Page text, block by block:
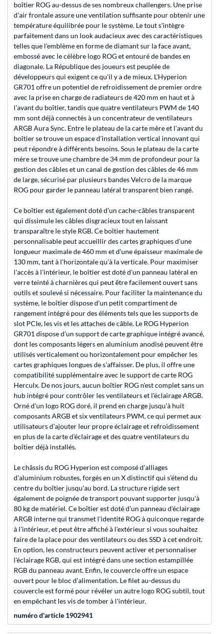
boîtier ROG au-dessus de ses nombreux challengers. Une prise
d'air frontale assure une ventilation suffisante pour obtenir une
température équilibrée pour le système. Le tout s'intègre
parfaitement dans un look audacieux avec des caractéristiques
telles que l'emblème en forme de diamant sur la face avant,
embossé avec le célèbre logo ROG et entouré de bandes en
diagonale. La République des joueurs est peuplée de
développeurs qui exigent ce qu'il y a de mieux. L'Hyperion
GR701 offre un potentiel de refroidissement de premier ordre
avec la prise en charge de radiateurs de 420 mm en haut et à
l'avant du boîtier, tandis que quatre ventilateurs PWM de 140
mm sont déjà connectés à un concentrateur de ventilateurs
ARGB Aura Sync. Entre le plateau de la carte mère et l'avant du
boîtier se trouve un espace d'installation vertical innovant qui
peut répondre à différents besoins. Sous le plateau de la carte
mère se trouve une chambre de 34 mm de profondeur pour la
gestion des câbles et un canal de gestion des câbles de 46 mm
de large, sécurisé par plusieurs bandes Velcro de la marque
ROG pour garder le panneau latéral transparent bien rangé.
Ce boîtier est également doté d'un cache-câbles transparent
qui dissimule les câbles disgracieux tout en laissant
transparaître le style RGB. Ce boîtier hautement
personnalisable peut accueillir des cartes graphiques d'une
longueur maximale de 460 mm et d'une épaisseur maximale de
130 mm, tant à l'horizontale qu'à la verticale. Pour maximiser
l'accès à l'intérieur, le boîtier est doté d'un panneau latéral en
verre teinté à charnières qui peut être facilement ouvert sans
outils et soulevé si nécessaire. Pour faciliter la maintenance du
système, le boîtier dispose d'un petit compartiment de
rangement intégré pour des éléments tels que les supports de
slot PCIe, les vis et les attaches de câble. Le ROG Hyperion
GR701 dispose d'un support de carte graphique intégré avancé,
dont les composants légers en aluminium anodisé peuvent être
utilisés verticalement ou horizontalement pour empêcher les
cartes graphiques longues de s'affaisser. De plus, il offre une
compatibilité supplémentaire avec le support de carte ROG
Herculx. De nos jours, aucun boîtier ROG n'est complet sans un
hub intégré pour contrôler les ventilateurs et l'éclairage ARGB.
Orné d'un logo ROG doré, il prend en charge jusqu'à huit
composants ARGB et six ventilateurs PWM, ce qui permet aux
utilisateurs d'ajouter leur propre éclairage et refroidissement
en plus de la carte d'éclairage et des quatre ventilateurs du
boîtier déjà installés.
Le châssis du ROG Hyperion est composé d'alliages
d'aluminium robustes, forgés en un X distinctif qui s'étend du
centre du boîtier jusqu'au bord. La structure rigide sert
également de poignée de transport pouvant supporter jusqu'à
80 kg de matériel. Ce boîtier est doté d'un panneau d'éclairage
ARGB interne qui transmet l'identité ROG à quiconque regarde
à l'intérieur, et peut être affiché à l'extérieur si vous souhaitez
faire de la place pour des ventilateurs ou des SSD à cet endroit.
En option, les constructeurs peuvent activer et personnaliser
l'éclairage RGB, qui est intégré dans une section estampillée
RGB du panneau avant. Enfin, le couvercle offre un espace
ouvert pour le bloc d'alimentation. Le filet au-dessus du
couvercle est formé pour révéler un autre logo ROG subtil, tout
en empêchant les vis de tomber à l'intérieur.
numéro d'article 1902941